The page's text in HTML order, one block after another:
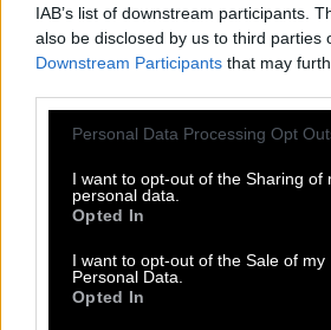
IAB’s list of downstream participants.
also be disclosed by us to third parties
Downstream Participants that may
Personal Data Processing Opt
I want to opt-out of the Sharing of
personal data.
Opted In
I want to opt-out of the Sale of my
Personal Data.
Opted In
ευρετήριο δημιουργών
όροι χρήσης
επικοινωνία
hartismag
// by Pencilcase